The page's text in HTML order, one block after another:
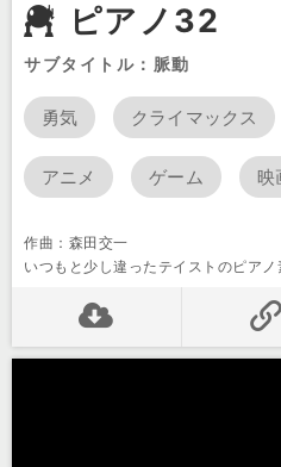
ピアノ32
サブタイトル：脈動
勇気 クライマックス
アニメ ゲーム 映
作曲：森田交一
いつもと少し違ったテイストのピアノ